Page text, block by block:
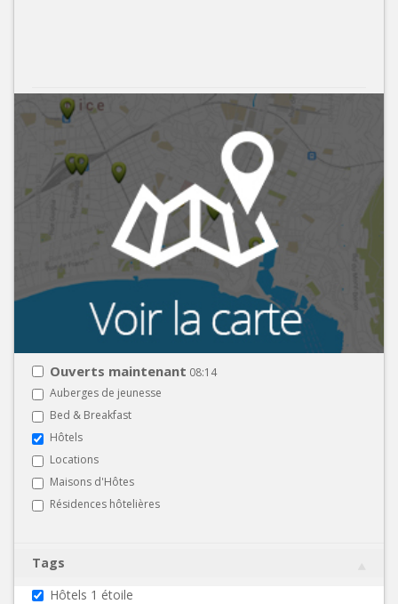
Ouverts maintenant 08:14
Auberges de jeunesse
Bed & Breakfast
Hôtels
Locations
Maisons d'Hôtes
Résidences hôtelières
Tags
Hôtels 1 étoile